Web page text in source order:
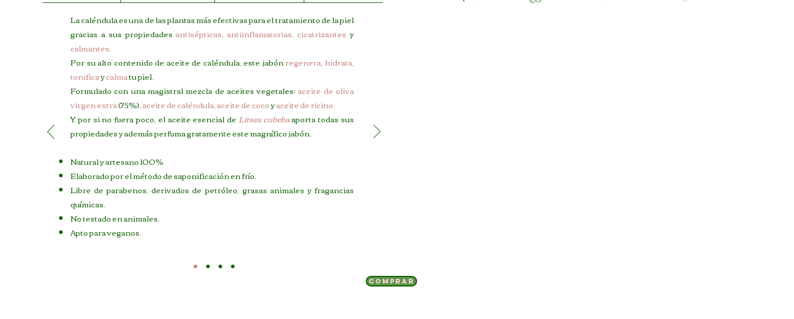
La caléndula es una de las plantas más efectivas para el tratamiento de la piel
gracias a sus propiedades antisépticas, antiinflamatorias, cicatrizantesy
calmantes.
Por su alto contenido de aceite de caléndula, este jabónregenera, hidrata,
tonificaycalmatu piel.
Formulado con una magistral mezcla de aceites vegetales; aceite de oliva
virgen extra(75%),aceite de caléndula,aceite de cocoyaceite de ricino.
Y por si no fuera poco, el aceite esencial de Litsea cubebaaporta todas sus
propiedades y además perfuma gratamente este magnífico jabón.
Natural y artesano 100%
Elaborado por el método de saponificación en frío.
Libre de parabenos, derivados de petróleo, grasas animales y fragancias
químicas.
No testado en animales.
Apto para veganos.
Comprar